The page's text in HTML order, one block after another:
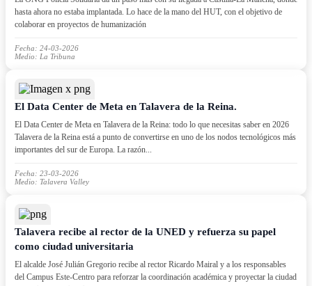
hasta ahora no estaba implantada. Lo hace de la mano del HUT, con el objetivo de
colaborar en proyectos de humanización
Fecha: 24-03-2026
Medio: La Tribuna
El Data Center de Meta en Talavera de la Reina.
El Data Center de Meta en Talavera de la Reina: todo lo que necesitas saber en 2026
Talavera de la Reina está a punto de convertirse en uno de los nodos tecnológicos más
importantes del sur de Europa. La razón...
Fecha: 23-03-2026
Medio: Talavera Valley
Talavera recibe al rector de la UNED y refuerza su papel
como ciudad universitaria
El alcalde José Julián Gregorio recibe al rector Ricardo Mairal y a los responsables
del Campus Este-Centro para reforzar la coordinación académica y proyectar la ciudad